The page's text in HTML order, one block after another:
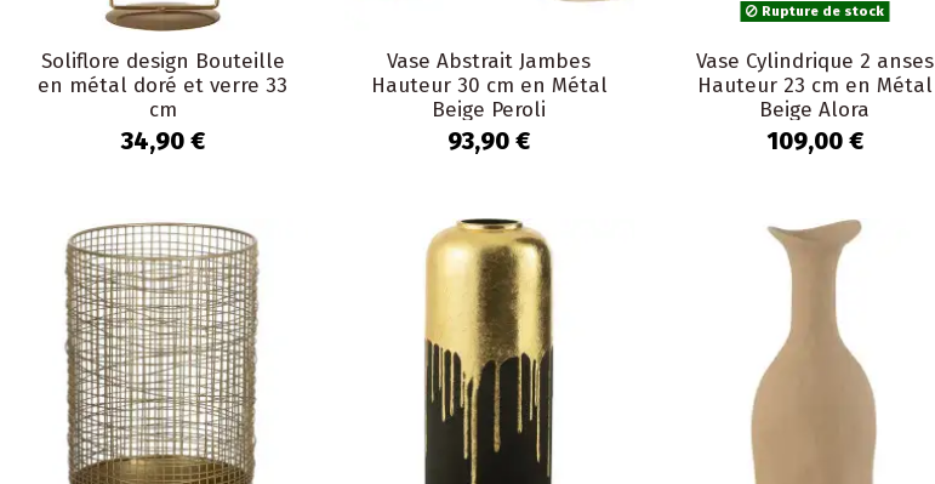
Soliflore design Bouteille
en métal doré et verre 33
cm
34,90 €
Vase Abstrait Jambes
Hauteur 30 cm en Métal
Beige Peroli
93,90 €
Rupture de stock
Vase Cylindrique 2 anses
Hauteur 23 cm en Métal
Beige Alora
109,00 €